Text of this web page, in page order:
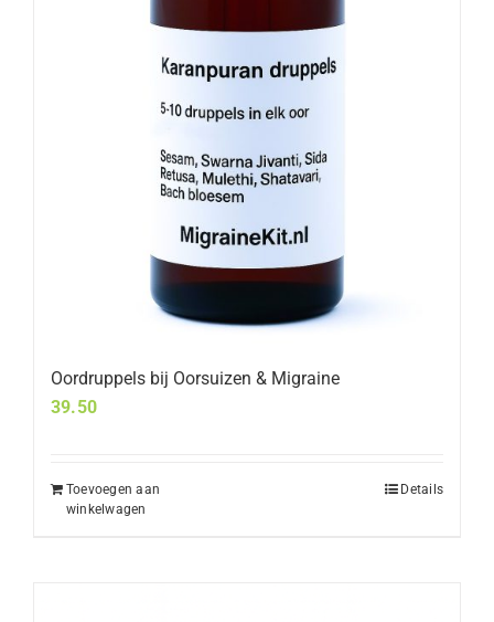
Oordruppels bij Oorsuizen & Migraine
39.50
Toevoegen aan
winkelwagen
Details